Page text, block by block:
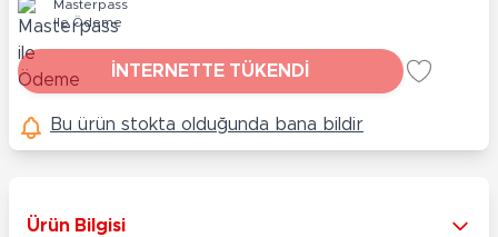
Masterpass
ile Ödeme
İNTERNETTE TÜKENDİ
Bu ürün stokta olduğunda bana bildir
Ürün Bilgisi